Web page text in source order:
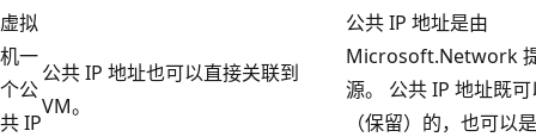
虚拟
机一
个公
共 IP
公共 IP 地址也可以直接关联到
VM。
公共 IP 地址是由
Microsoft.Network
源。 公共 IP 地址既
（保留）的，也可以